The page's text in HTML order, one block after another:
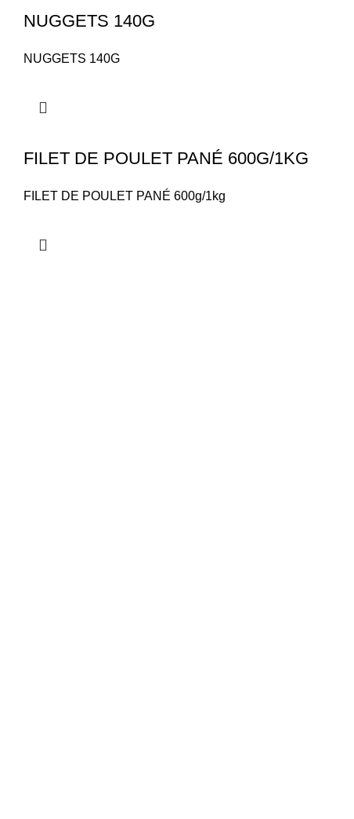
NUGGETS 140G
NUGGETS 140G
FILET DE POULET PANÉ 600G/1KG
FILET DE POULET PANÉ 600g/1kg